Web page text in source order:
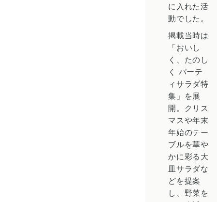
に入れた活
動でした。
掲載当時は
「おいし
く、たのし
く パーテ
ィサラダ特
集」を展
開。クリス
マスや年末
年始のテー
ブルを華や
かに彩る大
皿サラダな
どを提案
し、野菜を